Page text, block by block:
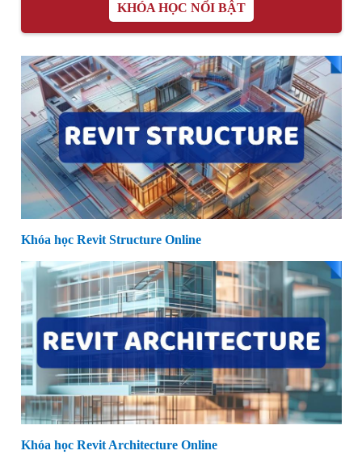
KHÓA HỌC NỔI BẬT
Khóa học Revit Structure Online
Khóa học Revit Architecture Online